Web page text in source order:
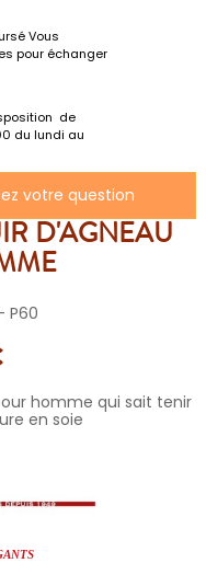
Vous
pour échanger
de
du lundi au
votre question
D'AGNEAU
P60
homme qui sait tenir
en soie